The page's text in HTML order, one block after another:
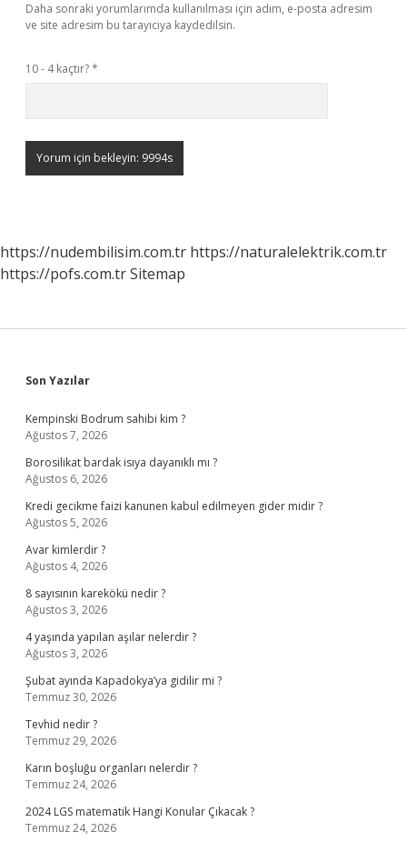
Daha sonraki yorumlarımda kullanılması için adım, e-posta adresim
ve site adresim bu tarayıcıya kaydedilsin.
10 - 4 kaçtır?*
https://nudembilisim.com.tr https://naturalelektrik.com.tr
https://pofs.com.trSitemap
Sidebar
Son Yazılar
Kempinski Bodrum sahibi kim ?
Ağustos 7, 2026
Borosilikat bardak isıya dayanıklı mı ?
Ağustos 6, 2026
Kredi gecikme faizi kanunen kabul edilmeyen gider midir ?
Ağustos 5, 2026
Avar kimlerdir ?
Ağustos 4, 2026
8 sayısının karekökü nedir ?
Ağustos 3, 2026
4 yaşında yapılan aşılar nelerdir ?
Ağustos 3, 2026
Şubat ayında Kapadokya’ya gidilir mi ?
Temmuz 30, 2026
Tevhid nedir ?
Temmuz 29, 2026
Karın boşluğu organları nelerdir ?
Temmuz 24, 2026
2024 LGS matematik Hangi Konular Çıkacak ?
Temmuz 24, 2026